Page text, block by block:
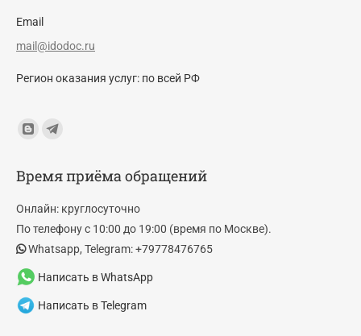
Email
mail@idodoc.ru
Регион оказания услуг: по всей РФ
Find us on:
Blogger
opens
window
Telegram
opens
new
window
Время приёма обращений
Онлайн: круглосуточно
По телефону с 10:00 до 19:00 (время по Москве).
Whatsapp, Telegram: +79778476765
Написать в WhatsApp
Написать в Telegram